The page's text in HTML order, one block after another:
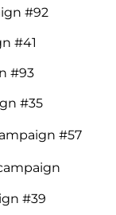
#92
#41
#93
#35
#57
#39